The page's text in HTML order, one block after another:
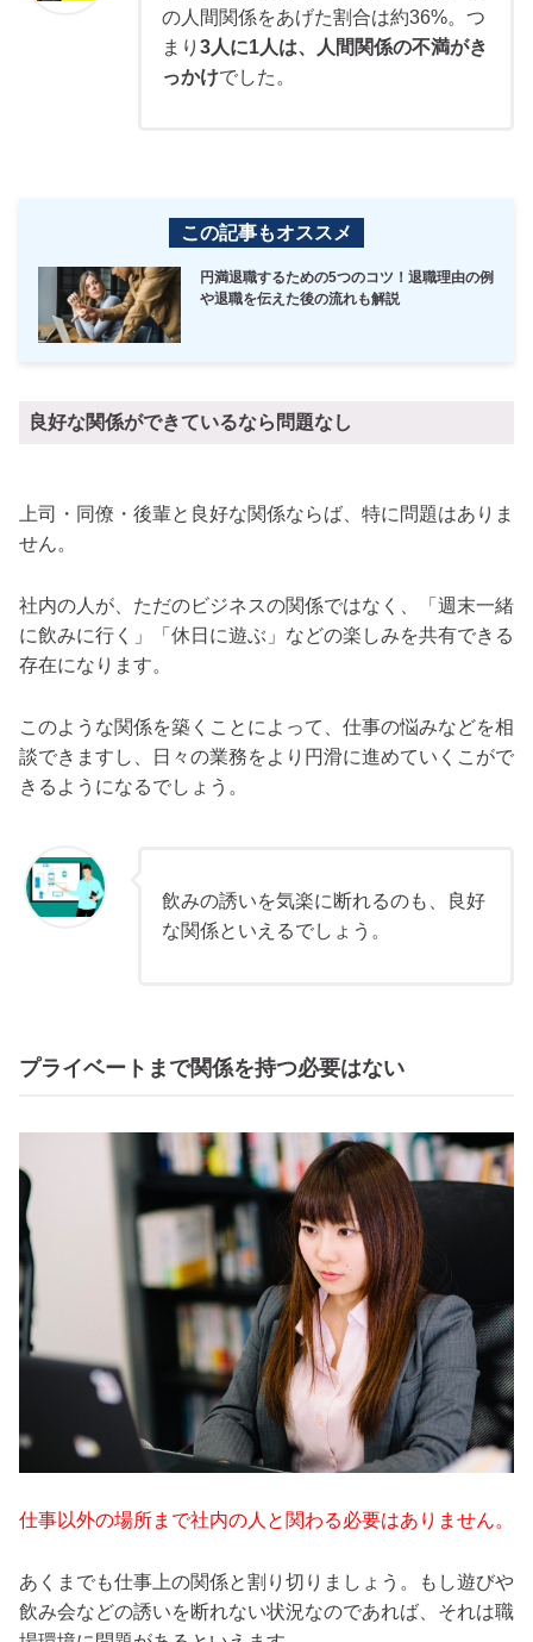
の人間関係をあげた割合は約36%。つ
まり 3人に1人は、人間関係の不満がき
っかけでした。
この記事もオススメ
円満退職するための5つのコツ！退職理由の例
や退職を伝えた後の流れも解説
良好な関係ができているなら問題なし
上司・同僚・後輩と良好な関係ならば、特に問題はありま
せん。
社内の人が、ただのビジネスの関係ではなく、「週末一緒
に飲みに行く」「休日に遊ぶ」などの楽しみを共有できる
存在になります。
このような関係を築くことによって、仕事の悩みなどを相
談できますし、日々の業務をより円滑に進めていくこがで
きるようになるでしょう。
飲みの誘いを気楽に断れるのも、良好
な関係といえるでしょう。
プライベートまで関係を持つ必要はない
仕事以外の場所まで社内の人と関わる必要はありません。
あくまでも仕事上の関係と割り切りましょう。もし遊びや
飲み会などの誘いを断れない状況なのであれば、それは職